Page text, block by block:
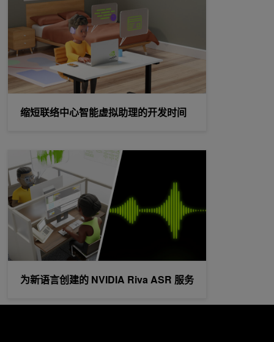
缩短联络中心智能虚拟助理的开发时间
为新语言创建的 NVIDIA Riva ASR 服务
为新语言创建的 NVIDIA Riva ASR 服务